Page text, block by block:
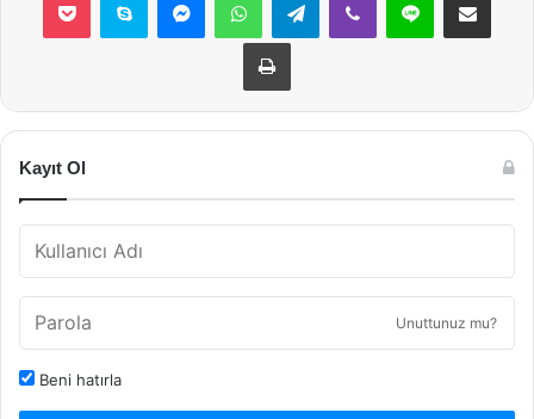
Yazdır
Kayıt Ol
Unuttunuz mu?
Beni hatırla